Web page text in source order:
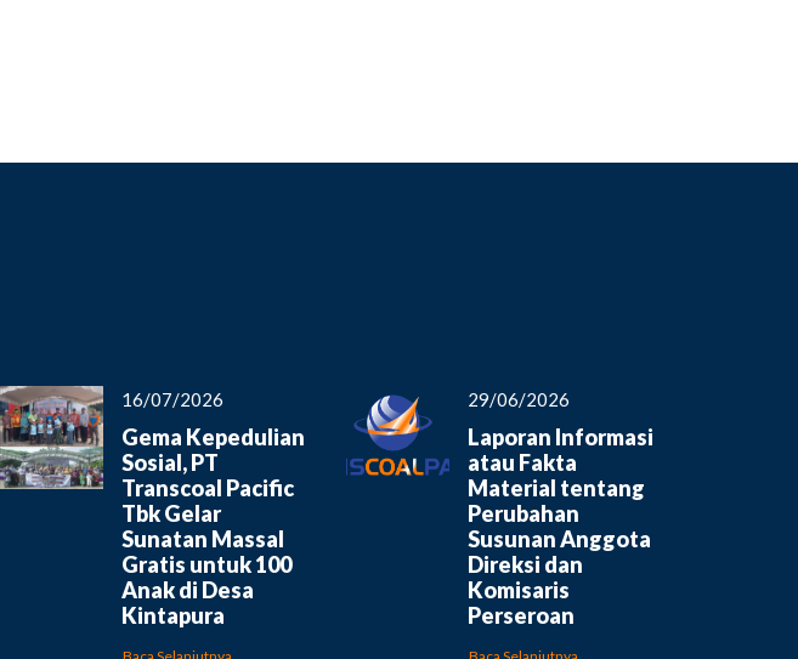
16/07/2026
Gema Kepedulian
Sosial, PT
Transcoal Pacific
Tbk Gelar
Sunatan Massal
Gratis untuk 100
Anak di Desa
Kintapura
29/06/2026
Laporan Informasi
atau Fakta
Material tentang
Perubahan
Susunan Anggota
Direksi dan
Komisaris
Perseroan